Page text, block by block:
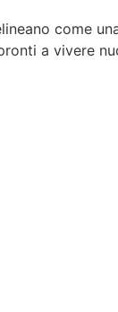
come
a vivere